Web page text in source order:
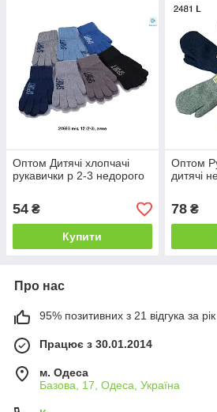
Оптом Дитячі хлопчачі
рукавички р 2-3 недорого
54 ₴
Купити
Оптом
дитячі
78₴
Про нас
95% позитивних з 21 відгука за рік
Працює з 30.01.2014
м. Одеса
Базова, 17, Одеса, Україна